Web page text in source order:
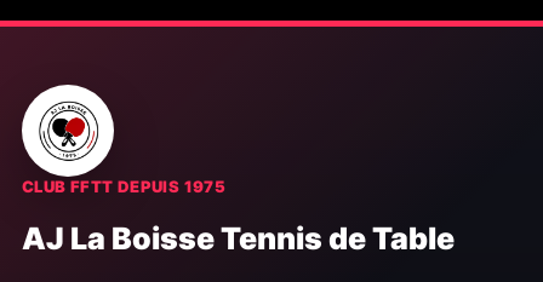
CLUB FFTT DEPUIS 1975
AJ La Boisse Tennis de Table